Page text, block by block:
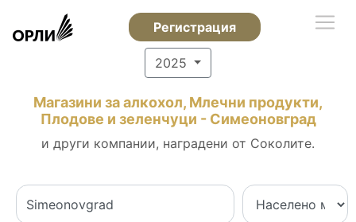
Регистрация
2025
Магазини за алкохол, Млечни продукти,
Плодове и зеленчуци - Симеоновград
и други компании, наградени от Соколите.